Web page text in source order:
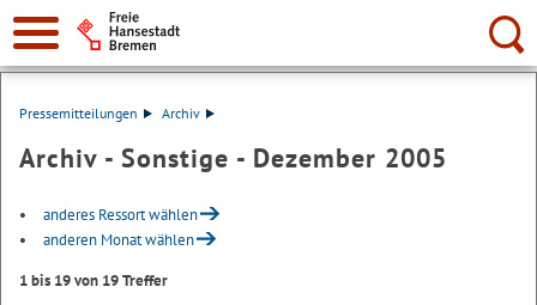
Suche:
Pressemitteilungen Archiv
Archiv - Sonstige - Dezember 2005
anderes Ressort wählen
anderen Monat wählen
1 bis 19 von 19 Treffer